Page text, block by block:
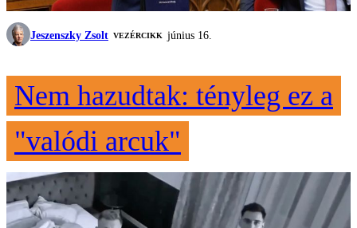
Jeszenszky Zsolt VEZÉRCIKK június 16.
Nem hazudtak: tényleg ez a
"valódi arcuk"